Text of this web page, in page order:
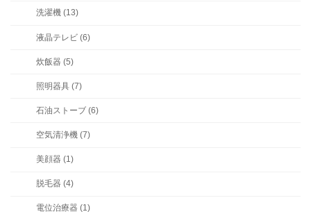
洗濯機 (13)
液晶テレビ (6)
炊飯器 (5)
照明器具 (7)
石油ストーブ (6)
空気清浄機 (7)
美顔器 (1)
脱毛器 (4)
電位治療器 (1)